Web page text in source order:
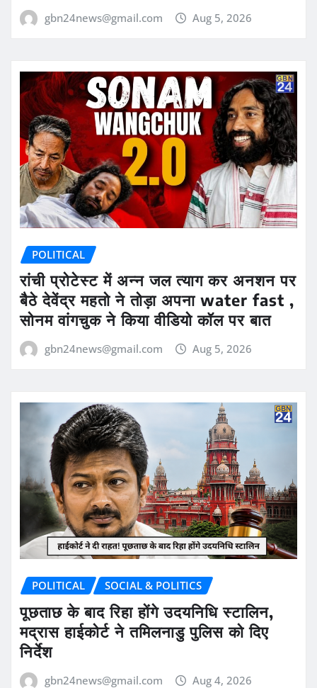
gbn24news@gmail.com Aug 5, 2026
POLITICAL
रांची प्रोटेस्ट में अन्न जल त्याग कर अनशन पर
बैठे देवेंद्र महतो ने तोड़ा अपना water fast ,
सोनम वांगचुक ने किया वीडियो कॉल पर बात
gbn24news@gmail.com Aug 5, 2026
POLITICAL SOCIAL & POLITICS
पूछताछ के बाद रिहा होंगे उदयनिधि स्टालिन,
मद्रास हाईकोर्ट ने तमिलनाडु पुलिस को दिए
निर्देश
gbn24news@gmail.com Aug 4, 2026